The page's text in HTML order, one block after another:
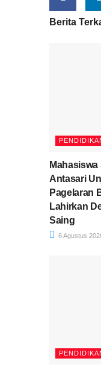
Berita
Antasari
Pagelaran
Lahirkan
Saing
6 Agustus